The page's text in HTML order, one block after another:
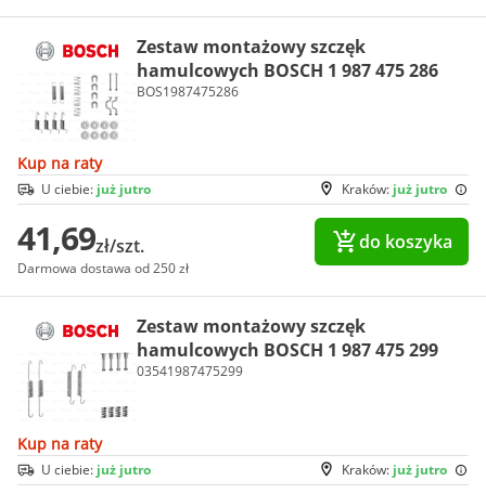
Zestaw montażowy szczęk
hamulcowych BOSCH 1 987 475 286
BOS1987475286
Kup na raty
Kraków: już jutro
U ciebie: już jutro
41,69zł/szt.
Darmowa dostawa od 250 zł
do koszyka
Zestaw montażowy szczęk
hamulcowych BOSCH 1 987 475 299
03541987475299
Kup na raty
Kraków: już jutro
U ciebie: już jutro